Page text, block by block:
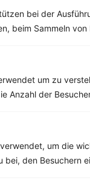
bei der
beim Sammeln
um zu
Anzahl der
um die
bei, den Besuchern